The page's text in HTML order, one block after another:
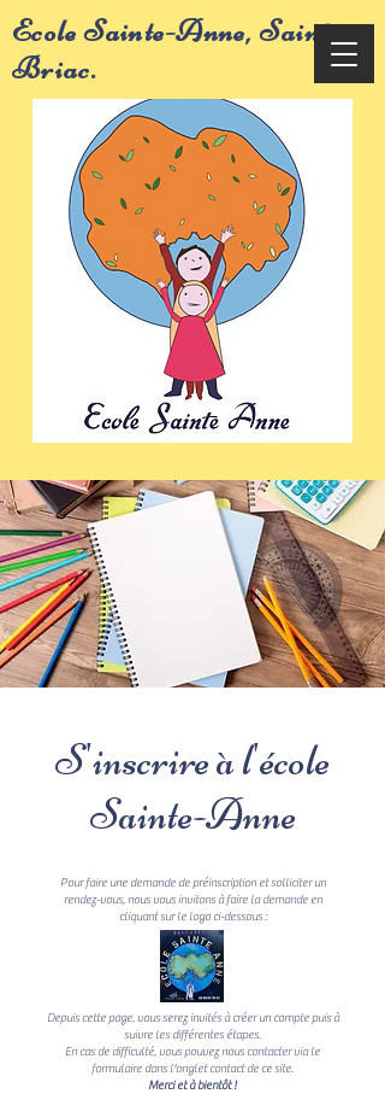
Ecole Sainte-Anne, Saint-
Briac.
S'inscrire à l'école
Sainte-Anne
Pour faire une demande de préinscription et solliciter un
rendez-vous, nous vous invitons à faire la demande en
cliquant sur le logo ci-dessous :
Depuis cette page, vous serez invités à créer un compte puis à
suivre les différentes étapes.
En cas de difficulté, vous pouvez nous contacter via le
formulaire dans l'onglet contact de ce site.
Merci et à bientôt !